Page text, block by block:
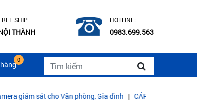
SHIP
THÀNH
HOTLINE:
0983.699.563
0
Văn phòng, Gia đình|CÁP QUANG COMMSCOPE